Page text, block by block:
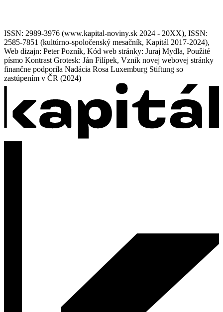
ISSN: 2989-3976 (www.kapital-noviny.sk 2024 - 20XX), ISSN:
2585-7851 (kultúrno-spoločenský mesačník, Kapitál 2017-2024),
Web dizajn: Peter Pozník, Kód web stránky: Juraj Mydla, Použité
písmo Kontrast Grotesk: Ján Filípek, Vznik novej webovej stránky
finančne podporila Nadácia Rosa Luxemburg Stiftung so
zastúpením v ČR (2024)